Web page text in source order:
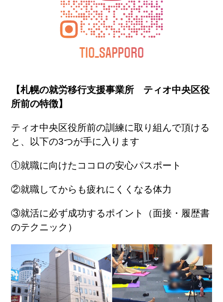
【札幌の就労移行支援事業所 ティオ中央区役
所前の特徴】
ティオ中央区役所前の訓練に取り組んで頂ける
と、以下の3つが手に入ります
①就職に向けたココロの安心パスポート
②就職してからも疲れにくくなる体力
③就活に必ず成功するポイント（面接・履歴書
のテクニック）